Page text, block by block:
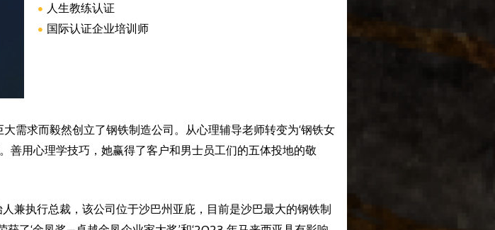
人生教练认证
国际认证企业培训师
需求而毅然创立了钢铁制造公司。从心理辅导老师转变为‘钢铁女
善用心理学技巧，她赢得了客户和男士员工们的五体投地的敬
执行总裁，该公司位于沙巴州亚庇，目前是沙巴最大的钢铁制